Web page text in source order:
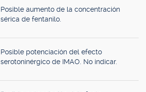
Posible aumento de la concentración
sérica de fentanilo.
Posible potenciación del efecto
serotoninérgico de IMAO. No indicar.